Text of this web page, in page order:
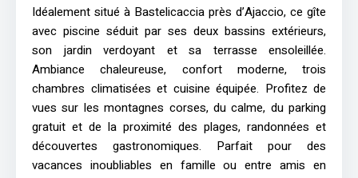
Idéalement situé à Bastelicaccia près d’Ajaccio, ce gîte
avec piscine séduit par ses deux bassins extérieurs,
son jardin verdoyant et sa terrasse ensoleillée.
Ambiance chaleureuse, confort moderne, trois
chambres climatisées et cuisine équipée. Profitez de
vues sur les montagnes corses, du calme, du parking
gratuit et de la proximité des plages, randonnées et
découvertes gastronomiques. Parfait pour des
vacances inoubliables en famille ou entre amis en